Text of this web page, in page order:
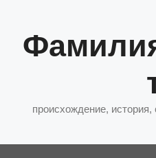
содержимому
происхождение,